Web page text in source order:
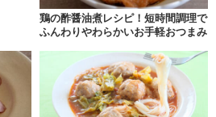
鶏の酢醤油煮レシピ！短時間調理で
ふんわりやわらかいお手軽おつまみ